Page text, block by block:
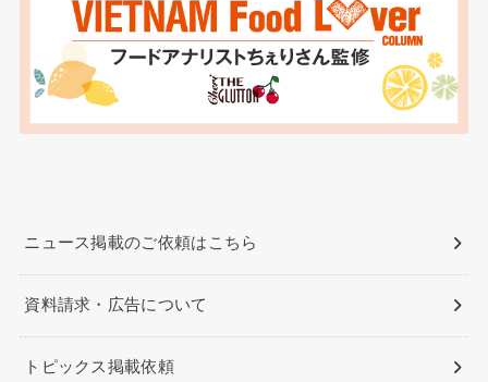
ニュース掲載のご依頼はこちら
資料請求・広告について
トピックス掲載依頼